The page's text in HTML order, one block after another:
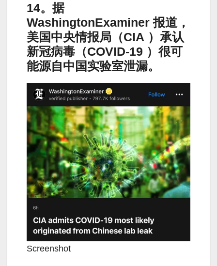
14。据
WashingtonExaminer 报道，
美国中央情报局（CIA ）承认
新冠病毒（COVID-19 ）很可
能源自中国实验室泄漏。
Screenshot